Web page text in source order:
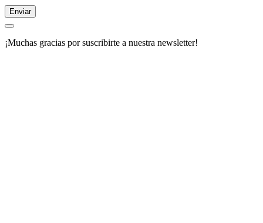
Enviar
¡Muchas gracias por suscribirte a nuestra newsletter!